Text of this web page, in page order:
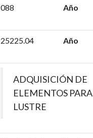
088 Año
25225.04 Año
ADQUISICIÓN DE
ELEMENTOS PARA
LUSTRE